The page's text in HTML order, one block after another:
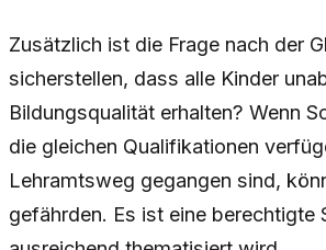
Zusätzlich ist die Frage nach der
sicherstellen, dass alle Kinder
Bildungsqualität erhalten? Wenn
die gleichen Qualifikationen
Lehramtsweg gegangen sind,
gefährden. Es ist eine